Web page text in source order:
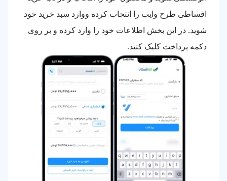
اقساطی طرح وایب را انتخاب کرده ووارد سبد خرید خود
شوید. در این بخش اطلاعات خود را وارد کرده و بر روی
دکمه پرداخت کلیک کنید.